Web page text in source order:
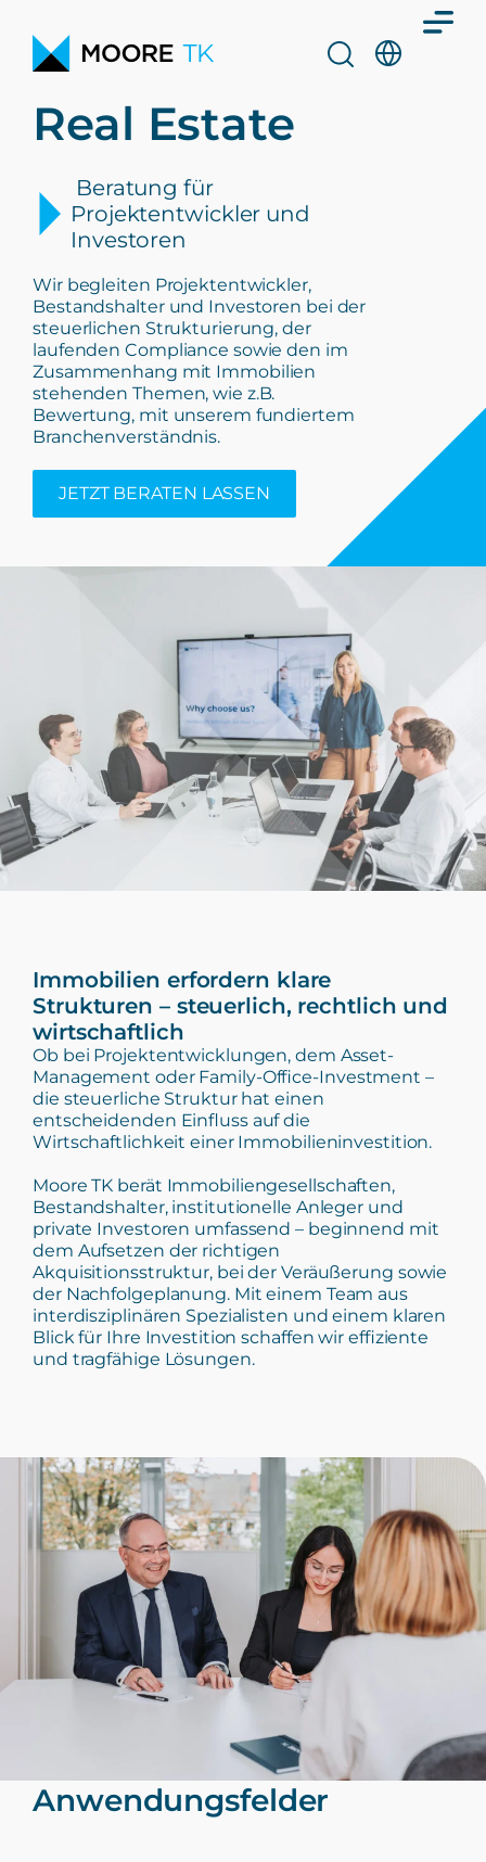
Real Estate
Beratung für
Projektentwickler und
Investoren
Wir begleiten Projektentwickler,
Bestandshalter und Investoren bei der
steuerlichen Strukturierung, der
laufenden Compliance sowie den im
Zusammenhang mit Immobilien
stehenden Themen, wie z.B.
Bewertung, mit unserem fundiertem
Branchenverständnis.
JETZT BERATEN LASSEN
Immobilien erfordern klare
Strukturen – steuerlich, rechtlich und
wirtschaftlich
Ob bei Projektentwicklungen, dem Asset-
Management oder Family-Office-Investment –
die steuerliche Struktur hat einen
entscheidenden Einfluss auf die
Wirtschaftlichkeit einer Immobilieninvestition.
Moore TK berät Immobiliengesellschaften,
Bestandshalter, institutionelle Anleger und
private Investoren umfassend – beginnend mit
dem Aufsetzen der richtigen
Akquisitionsstruktur, bei der Veräußerung sowie
der Nachfolgeplanung. Mit einem Team aus
interdisziplinären Spezialisten und einem klaren
Blick für Ihre Investition schaffen wir effiziente
und tragfähige Lösungen.
Anwendungsfelder